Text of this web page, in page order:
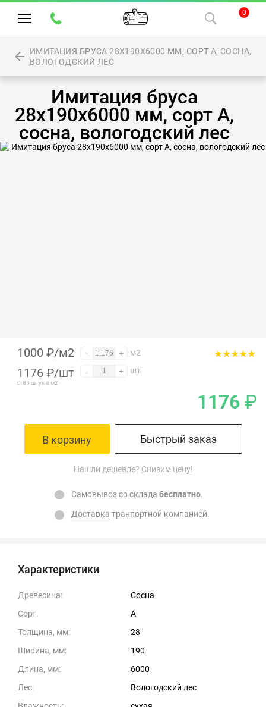
0
ИМИТАЦИЯ БРУСА 28Х190Х6000 ММ, СОРТ А, СОСНА,
ВОЛОГОДСКИЙ ЛЕС
Имитация бруса
28х190х6000 мм, сорт А,
сосна, вологодский лес
Характеристики
Древесина:
Сосна
Сорт:
А
Толщина, мм:
28
Ширина, мм:
190
Длина, мм:
6000
Лес:
Вологодский лес
1000 ₽/м2 - + м2
1176 ₽/шт
0.85 штук в м2
- + шт
1176 ₽
В корзину Быстрый заказ
Нашли дешевле? Снизим цену!
Самовывоз со склада бесплатно.
Доставка транпортной компанией.